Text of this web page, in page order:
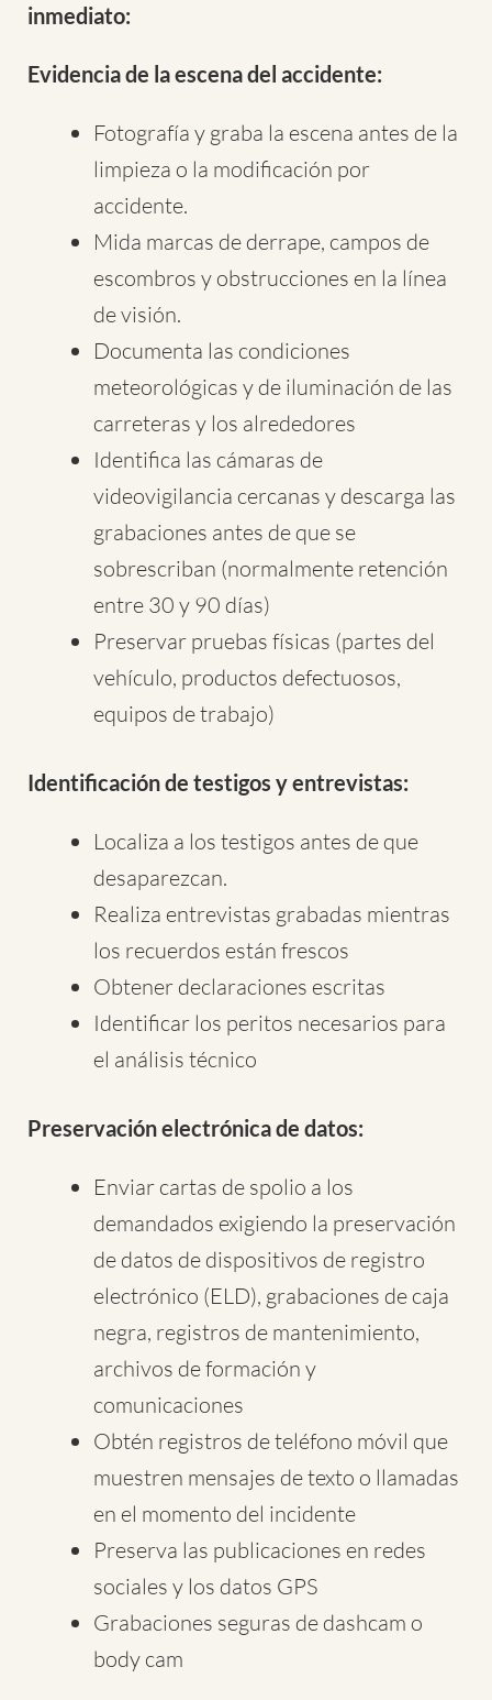
inmediato:
Evidencia de la escena del accidente:
Fotografía y graba la escena antes de la
limpieza o la modificación por
accidente.
Mida marcas de derrape, campos de
escombros y obstrucciones en la línea
de visión.
Documenta las condiciones
meteorológicas y de iluminación de las
carreteras y los alrededores
Identifica las cámaras de
videovigilancia cercanas y descarga las
grabaciones antes de que se
sobrescriban (normalmente retención
entre 30 y 90 días)
Preservar pruebas físicas (partes del
vehículo, productos defectuosos,
equipos de trabajo)
Identificación de testigos y entrevistas:
Localiza a los testigos antes de que
desaparezcan.
Realiza entrevistas grabadas mientras
los recuerdos están frescos
Obtener declaraciones escritas
Identificar los peritos necesarios para
el análisis técnico
Preservación electrónica de datos:
Enviar cartas de spolio a los
demandados exigiendo la preservación
de datos de dispositivos de registro
electrónico (ELD), grabaciones de caja
negra, registros de mantenimiento,
archivos de formación y
comunicaciones
Obtén registros de teléfono móvil que
muestren mensajes de texto o llamadas
en el momento del incidente
Preserva las publicaciones en redes
sociales y los datos GPS
Grabaciones seguras de dashcam o
body cam